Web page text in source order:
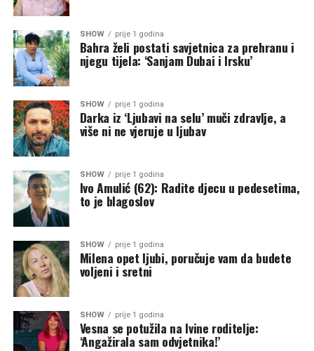
SHOW prije 1 godina
Bahra želi postati savjetnica za prehranu i
njegu tijela: ‘Sanjam Dubai i Irsku’
SHOW prije 1 godina
Darka iz ‘Ljubavi na selu’ muči zdravlje, a
više ni ne vjeruje u ljubav
SHOW prije 1 godina
Ivo Amulić (62): Radite djecu u pedesetima,
to je blagoslov
SHOW prije 1 godina
Milena opet ljubi, poručuje vam da budete
voljeni i sretni
SHOW prije 1 godina
Vesna se potužila na Ivine roditelje:
‘Angažirala sam odvjetnika!’